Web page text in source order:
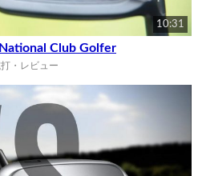
10:31
Club Golfer
・レビュー